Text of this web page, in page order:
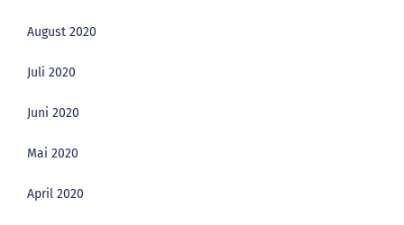
August 2020
Juli 2020
Juni 2020
Mai 2020
April 2020